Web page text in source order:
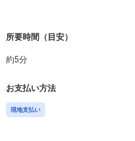
所要時間（目安）
約5分
お支払い方法
現地支払い